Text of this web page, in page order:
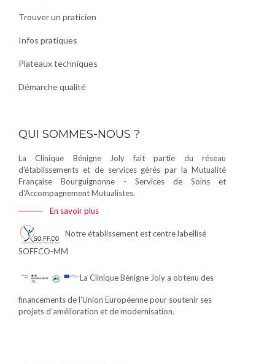
Trouver un praticien
Infos pratiques
Plateaux techniques
Démarche qualité
QUI SOMMES-NOUS ?
La Clinique Bénigne Joly fait partie du réseau
d'établissements et de services gérés par la Mutualité
Française Bourguignonne - Services de Soins et
d'Accompagnement Mutualistes.
En savoir plus
Notre établissement est centre labellisé
SOFFCO-MM
La Clinique Bénigne Joly a obtenu des
financements de l’Union Européenne pour soutenir ses
projets d’amélioration et de modernisation.